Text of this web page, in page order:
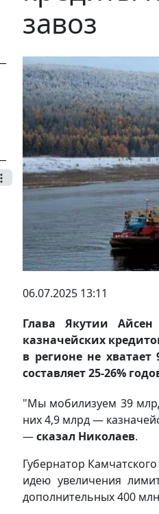
завоз
06.07.2025 13:11
Глава Якутии
казначейских
в регионе не
составляет 25-26%
"Мы мобилизуем 39
них 4,9 млрд —
—сказал Николаев.
Губернатор Камчатского
идею увеличения
дополнительных 400